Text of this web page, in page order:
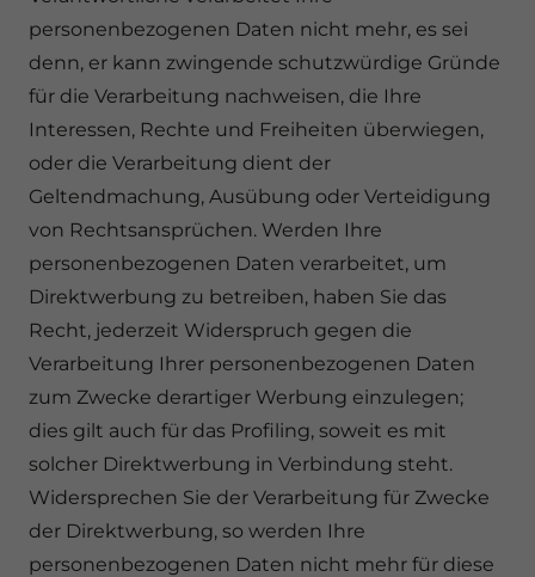
personenbezogenen Daten nicht mehr, es sei
denn, er kann zwingende schutzwürdige Gründe
für die Verarbeitung nachweisen, die Ihre
Interessen, Rechte und Freiheiten überwiegen,
oder die Verarbeitung dient der
Geltendmachung, Ausübung oder Verteidigung
von Rechtsansprüchen. Werden Ihre
personenbezogenen Daten verarbeitet, um
Direktwerbung zu betreiben, haben Sie das
Recht, jederzeit Widerspruch gegen die
Verarbeitung Ihrer personenbezogenen Daten
zum Zwecke derartiger Werbung einzulegen;
dies gilt auch für das Profiling, soweit es mit
solcher Direktwerbung in Verbindung steht.
Widersprechen Sie der Verarbeitung für Zwecke
der Direktwerbung, so werden Ihre
personenbezogenen Daten nicht mehr für diese